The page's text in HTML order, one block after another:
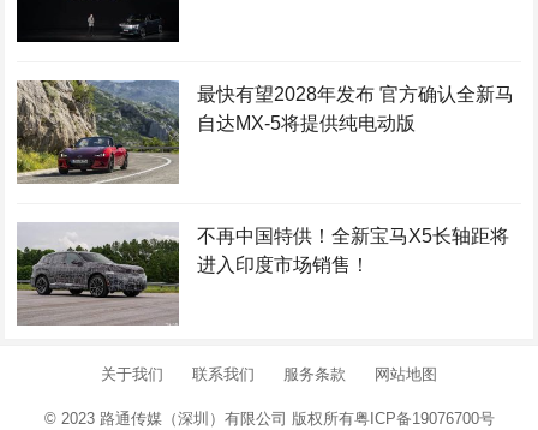
最快有望2028年发布 官方确认全新马
自达MX-5将提供纯电动版
不再中国特供！全新宝马X5长轴距将
进入印度市场销售！
关于我们 联系我们 服务条款 网站地图
© 2023 路通传媒（深圳）有限公司 版权所有粤ICP备19076700号